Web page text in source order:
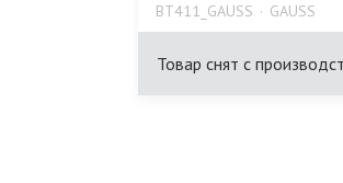
BT411_GAUSS GAUSS
Товар снят с